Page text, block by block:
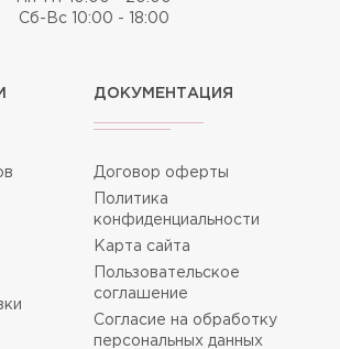
Сб-Вс 10:00 - 18:00
ДОКУМЕНТАЦИЯ
Договор оферты
Политика
конфиденциальности
Карта сайта
Пользовательское
соглашение
Согласие на обработку
персональных данных